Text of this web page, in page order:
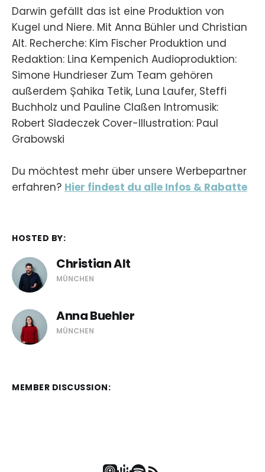
Darwin gefällt das ist eine Produktion von
Kugel und Niere. Mit Anna Bühler und Christian
Alt. Recherche: Kim Fischer Produktion und
Redaktion: Lina Kempenich Audioproduktion:
Simone Hundrieser Zum Team gehören
außerdem Şahika Tetik, Luna Laufer, Steffi
Buchholz und Pauline Claßen Intromusik:
Robert Sladeczek Cover-Illustration: Paul
Grabowski
Du möchtest mehr über unsere Werbepartner
erfahren? Hier findest du alle Infos & Rabatte
HOSTED BY:
Christian Alt
MÜNCHEN
Anna Buehler
MÜNCHEN
MEMBER DISCUSSION: